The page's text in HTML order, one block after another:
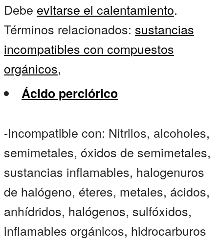
Debe evitarse el calentamiento.
Términos relacionados: sustancias
incompatibles con compuestos
orgánicos,
Ácido perclórico
-Incompatible con: Nitrilos, alcoholes,
semimetales, óxidos de semimetales,
sustancias inflamables, halogenuros
de halógeno, éteres, metales, ácidos,
anhídridos, halógenos, sulfóxidos,
inflamables orgánicos, hidrocarburos